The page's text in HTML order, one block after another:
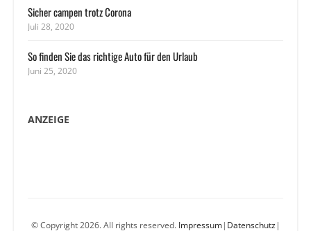
Sicher campen trotz Corona
Juli 28, 2020
So finden Sie das richtige Auto für den Urlaub
Juni 25, 2020
ANZEIGE
© Copyright 2026. All rights reserved. Impressum| Datenschutz|